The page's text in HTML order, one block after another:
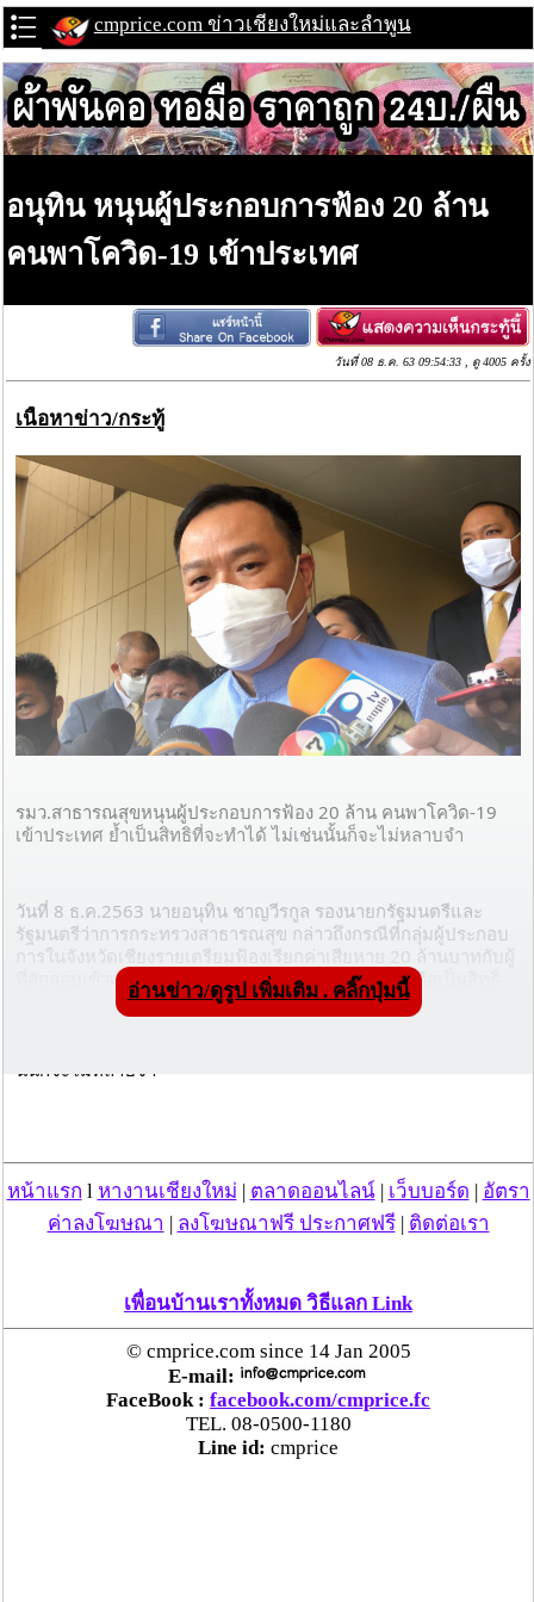
cmprice.com ข่าวเชียงใหม่และลำพูน
อนุทิน หนุนผู้ประกอบการฟ้อง 20 ล้าน
คนพาโควิด-19 เข้าประเทศ
วันที่ 08 ธ.ค. 63 09:54:33 , ดู 4005 ครั้ง
เนื้อหาข่าว/กระทู้
รมว.สาธารณสุขหนุนผู้ประกอบการฟ้อง 20 ล้าน คนพาโควิด-19
เข้าประเทศ ย้ำเป็นสิทธิที่จะทำได้ ไม่เช่นนั้นก็จะไม่หลาบจำ
วันที่ 8 ธ.ค.2563 นายอนุทิน ชาญวีรกูล รองนายกรัฐมนตรีและ
รัฐมนตรีว่าการกระทรวงสาธารณสุข กล่าวถึงกรณีที่กลุ่มผู้ประกอบ
การในจังหวัดเชียงรายเตรียมฟ้องเรียกค่าเสียหาย 20 ล้านบาทกับผู้
ที่ลักลอบเข้าเมืองและนำเชื้อโควิด-19 เข้าประเทศว่า ถือเป็นสิทธิ
ตามกฎหมายของแต่ละคน คนที่ทำผิดกฎหมาย ทำความเดือดร้อน
ไม่รับผิดชอบ ถ้ามีใครสามารถดำเนินการตามกฎหมายได้ก็ทำได้
นั้นก็จะไม่หลาบจำ
เดินทางมาจากต่างประเทศ และผู้ที่มีความสัมพันธ์กับผู้ติดเชื้อ ยังไม่
ถึงจุดที่เกิดการแพร่ระบาดจนควบคุมไม่ได้ กระทรวงสาธารณสุขมี
การแถลงข่าวสถานการณ์ทุกวันอยู่แล้ว ขออย่าอ้างกระแสข่าวลือ
คนทำงานก็คือกระทรวงสาธารณสุขและฝ่ายปกครองพยายามตรึง
นายอนุทิน กล่าวว่า จากการสอบสวนโรคทราบว่าผู้ติดเชื้อล้วนแต่มี
ปฏิสัมพันธ์กับผู้ที่นำเชื้อเข้ามา ไม่ได้เป็นการระบาดแบบแพร่
กระจายจนไม่สามารถควบคุมได้ และตอนนี้จุดเริ่มต้นของเชื้อมา
จากผู้เดินทางกลับจากท่าขี้เหล็ก พร้อมย้ำว่า ทุกคนต้องเข้าเมือง
อย่างถูกกฎหมาย คนที่ลักลอบเข้าเมืองคือต้นเหตุของปัญหาที่เกิด
อ่านข่าว/ดูรูป เพิ่มเติม . คลิ๊กปุ่มนี้
หน้าแรก l หางานเชียงใหม่ | ตลาดออนไลน์| เว็บบอร์ด | อัตรา
ค่าลงโฆษณา | ลงโฆษณาฟรี ประกาศฟรี| ติดต่อเรา
เพื่อนบ้านเราทั้งหมด วิธีแลก Link
© cmprice.com since 14 Jan 2005
E-mail:
FaceBook : facebook.com/cmprice.fc
TEL. 08-0500-1180
Line id: cmprice